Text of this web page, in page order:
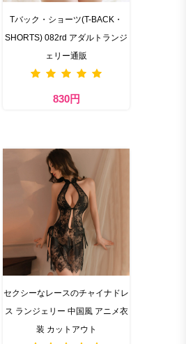
Tバック・ショーツ(T-BACK・
SHORTS) 082rd アダルトランジ
ェリー通販
830円
セクシーなレースのチャイナドレ
ス ランジェリー 中国風 アニメ衣
装 カットアウト